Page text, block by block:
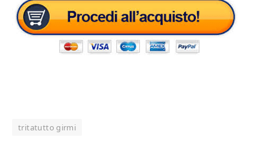
tritatutto girmi